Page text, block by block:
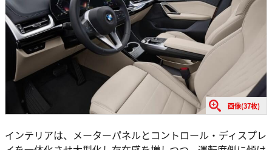
画像(37枚)
インテリアは、メーターパネルとコントロール・ディスプレ